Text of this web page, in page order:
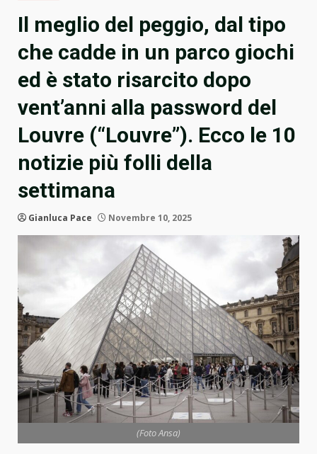
Il meglio del peggio, dal tipo
che cadde in un parco giochi
ed è stato risarcito dopo
vent’anni alla password del
Louvre (“Louvre”). Ecco le 10
notizie più folli della
settimana
Gianluca Pace Novembre 10, 2025
(Foto Ansa)